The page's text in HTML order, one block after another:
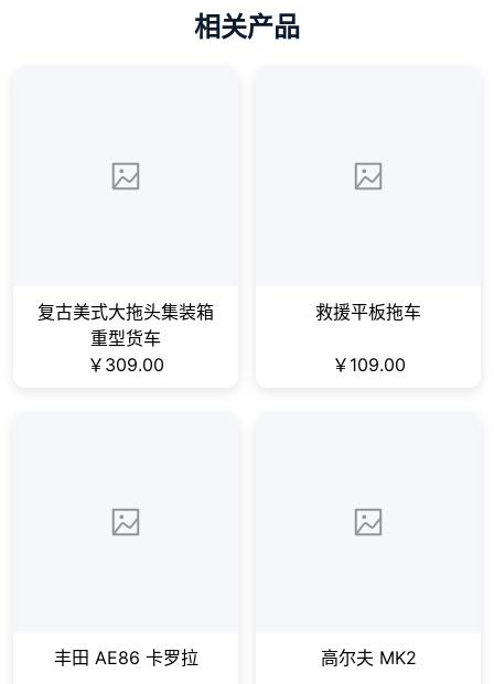
相关产品
复古美式大拖头集装箱
重型货车
￥309.00
救援平板拖车
￥109.00
丰田 AE86 卡罗拉 高尔夫 MK2